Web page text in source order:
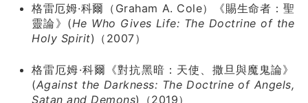
格雷厄姆·科爾（Graham A. Cole）《賜生命者：聖
靈論》(He Who Gives Life: The Doctrine of the
Holy Spirit)（2007）
格雷厄姆·科爾《對抗黑暗：天使、撒旦與魔鬼論》
(Against the Darkness: The Doctrine of Angels,
Satan and Demons)（2019）